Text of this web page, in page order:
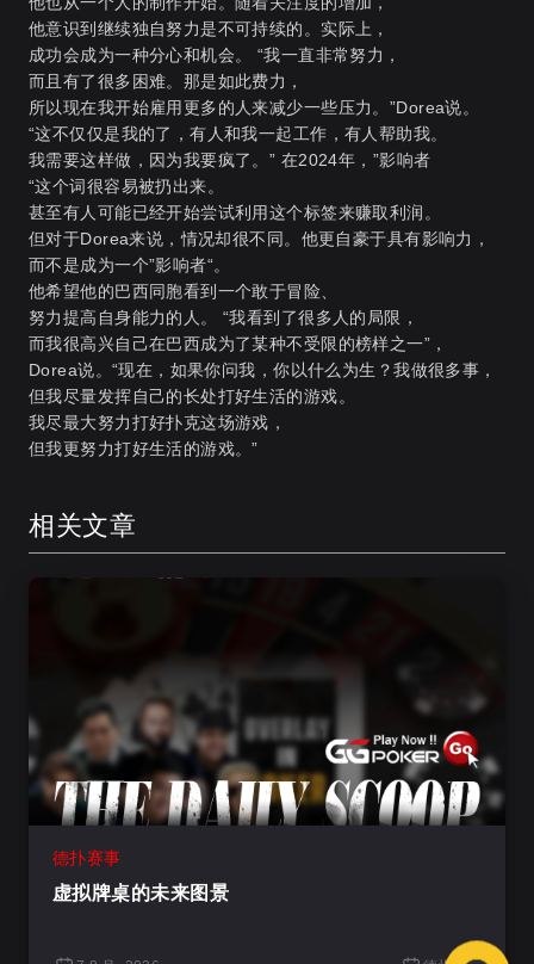
他意识到继续独自努力是不可持续的。实际上，
成功会成为一种分心和机会。 “我一直非常努力，
而且有了很多困难。那是如此费力，
所以现在我开始雇用更多的人来减少一些压力。”Dorea说。
“这不仅仅是我的了，有人和我一起工作，有人帮助我。
我需要这样做，因为我要疯了。” 在2024年，”影响者
“这个词很容易被扔出来。
甚至有人可能已经开始尝试利用这个标签来赚取利润。
但对于Dorea来说，情况却很不同。他更自豪于具有影响力，
而不是成为一个”影响者“。
他希望他的巴西同胞看到一个敢于冒险、
努力提高自身能力的人。 “我看到了很多人的局限，
而我很高兴自己在巴西成为了某种不受限的榜样之一”，
Dorea说。“现在，如果你问我，你以什么为生？我做很多事，
但我尽量发挥自己的长处打好生活的游戏。
我尽最大努力打好扑克这场游戏，
但我更努力打好生活的游戏。”
相关文章
德扑赛事
虚拟牌桌的未来图景